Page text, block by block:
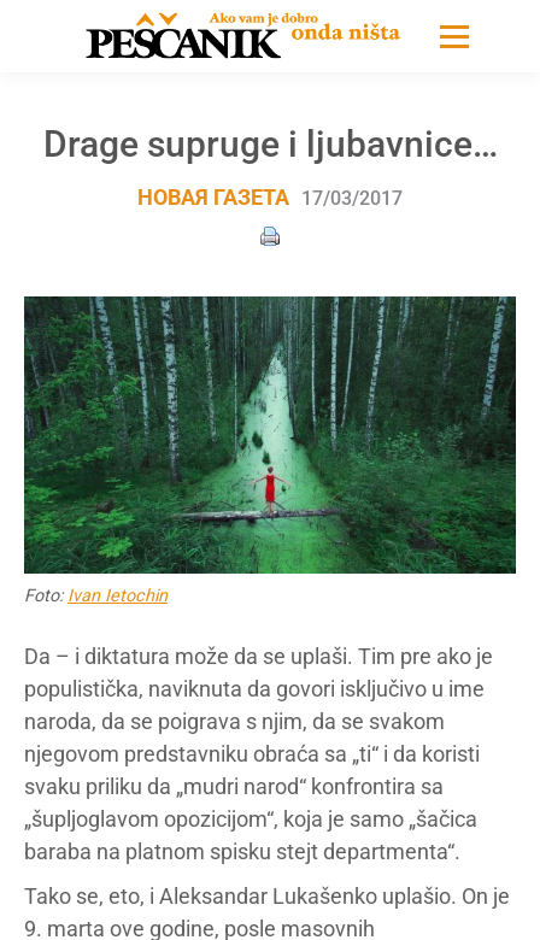
Drage supruge i ljubavnice…
НОВАЯ ГАЗЕТА 17/03/2017
Foto: Ivan Ietochin
Da – i diktatura može da se uplaši. Tim pre ako je
populistička, naviknuta da govori isključivo u ime
naroda, da se poigrava s njim, da se svakom
njegovom predstavniku obraća sa „ti“ i da koristi
svaku priliku da „mudri narod“ konfrontira sa
„šupljoglavom opozicijom“, koja je samo „šačica
baraba na platnom spisku stejt departmenta“.
Tako se, eto, i Aleksandar Lukašenko uplašio. On je
9. marta ove godine, posle masovnih